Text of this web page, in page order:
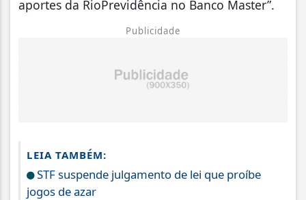
aportes da RioPrevidência no Banco Master”.
Publicidade
LEIA TAMBÉM:
STF suspende julgamento de lei que proíbe
jogos de azar